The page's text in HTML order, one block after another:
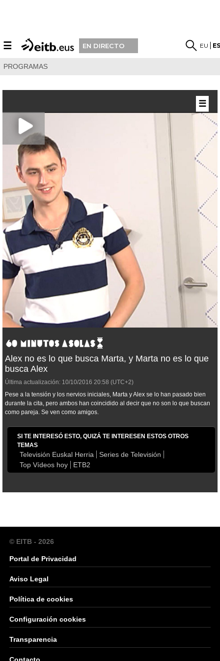
☰ EN DIRECTO EU
PROGRAMAS
Alex no es lo que busca Marta, y Marta no es lo que
busca Alex
Última actualización: 10/10/2016 20:58 (UTC+2)
Pese a la tensión y los nervios iniciales, Marta y Alex se lo han pasado bien
durante la cita, pero ambos han coincidido al decir que no son lo que buscan
como pareja. Se ven como amigos.
SI TE INTERESÓ ESTO, QUIZÁ TE INTERESEN ESTOS OTROS
TEMAS
Televisión Euskal Herria
Series de Televisión
Top Vídeos hoy
ETB2
☰
© EITB - 2026
Portal de Privacidad
Aviso Legal
Política de cookies
Configuración cookies
Transparencia